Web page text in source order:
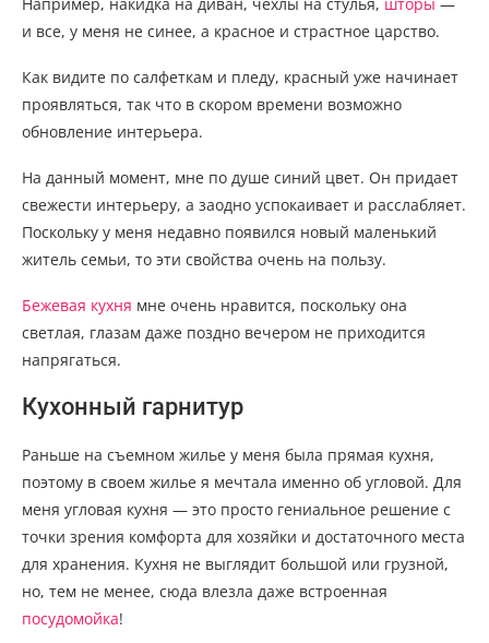
и все, у меня не синее, а красное и страстное царство.
Как видите по салфеткам и пледу, красный уже начинает
проявляться, так что в скором времени возможно
обновление интерьера.
На данный момент, мне по душе синий цвет. Он придает
свежести интерьеру, а заодно успокаивает и расслабляет.
Поскольку у меня недавно появился новый маленький
житель семьи, то эти свойства очень на пользу.
Бежевая кухня мне очень нравится, поскольку она
светлая, глазам даже поздно вечером не приходится
напрягаться.
Кухонный гарнитур
Раньше на съемном жилье у меня была прямая кухня,
поэтому в своем жилье я мечтала именно об угловой. Для
меня угловая кухня — это просто гениальное решение с
точки зрения комфорта для хозяйки и достаточного места
для хранения. Кухня не выглядит большой или грузной,
но, тем не менее, сюда влезла даже встроенная
посудомойка!